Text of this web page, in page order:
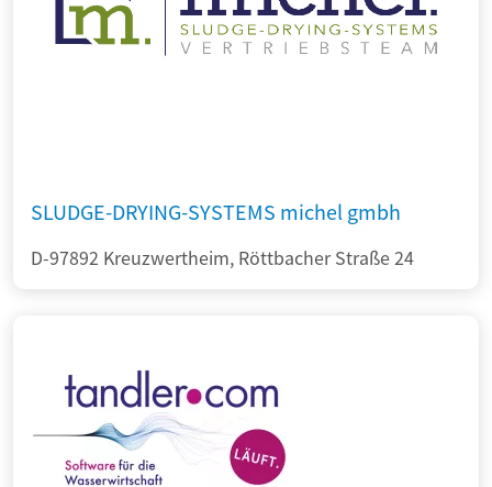
SLUDGE-DRYING-SYSTEMS michel gmbh
D-97892 Kreuzwertheim, Röttbacher Straße 24